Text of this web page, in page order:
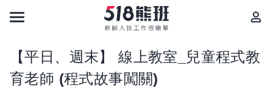
【平日、週末】 線上教室_兒童程式教
育老師 (程式故事闖關)